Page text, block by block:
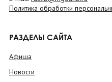
Политика обработки
РАЗДЕЛЫ САЙТА
Афиша
Новости